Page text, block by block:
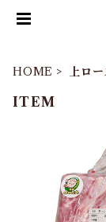
HOME 上ロ
ITEM